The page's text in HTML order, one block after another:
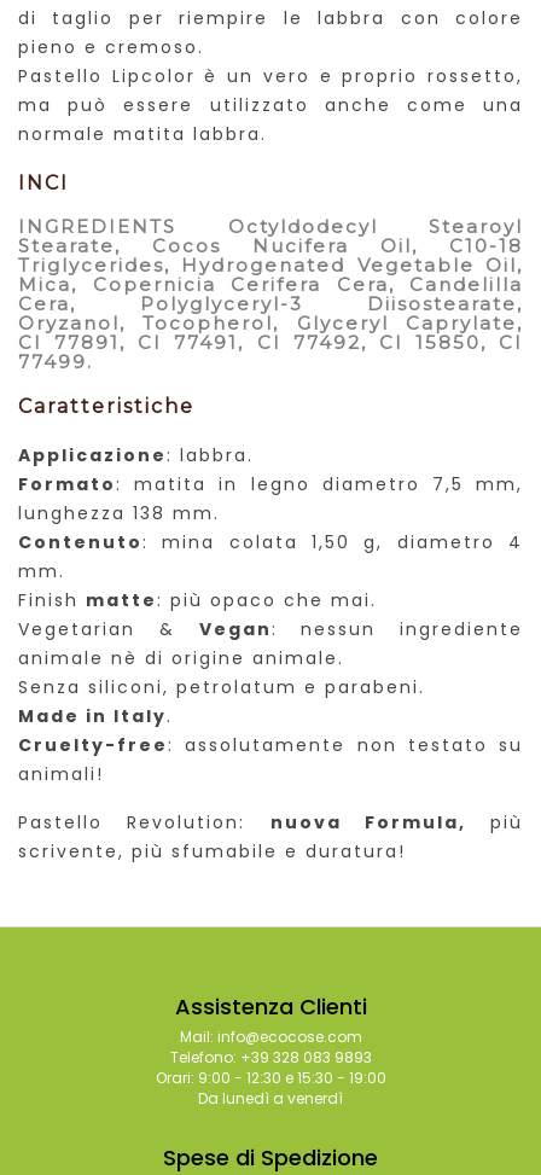
di taglio per riempire le labbra con colore
pieno e cremoso.
Pastello Lipcolor è un vero e proprio rossetto,
ma può essere utilizzato anche come una
normale matita labbra.
INCI
INGREDIENTS
Octyldodecyl Stearoyl
Stearate, Cocos Nucifera Oil, C10-18
Triglycerides, Hydrogenated Vegetable Oil,
Mica, Copernicia Cerifera Cera, Candelilla
Cera, Polyglyceryl-3 Diisostearate,
Oryzanol, Tocopherol, Glyceryl Caprylate,
CI 77891, CI 77491, CI 77492, CI 15850, CI
77499.
Caratteristiche
Applicazione : labbra.
Formato : matita in legno diametro 7,5 mm,
lunghezza 138 mm.
Contenuto : mina colata 1,50 g, diametro 4
mm.
Finish matte : più opaco che mai.
Vegetarian & Vegan : nessun ingrediente
animale nè di origine animale.
Senza siliconi, petrolatum e parabeni.
Made in Italy.
Cruelty-free : assolutamente non testato su
animali!
Pastello Revolution: nuova Formula, più
scrivente, più sfumabile e duratura!
Assistenza Clienti
Mail: info@ecocose.com
Telefono: +39 328 083 9893
Orari: 9:00 - 12:30 e 15:30 - 19:00
Da lunedì a venerdì
Spese di Spedizione